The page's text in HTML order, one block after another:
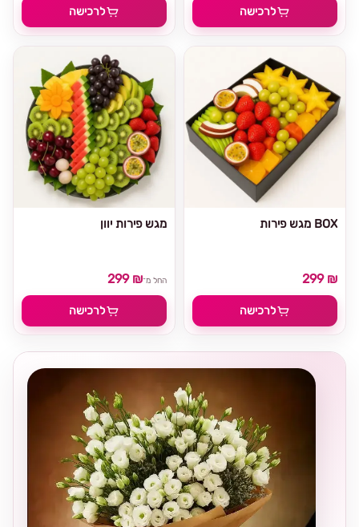
לרכישה לרכישה
מגש פירות יוון
החל מ־299 ₪
לרכישה
מגש פירות BOX
299 ₪
לרכישה